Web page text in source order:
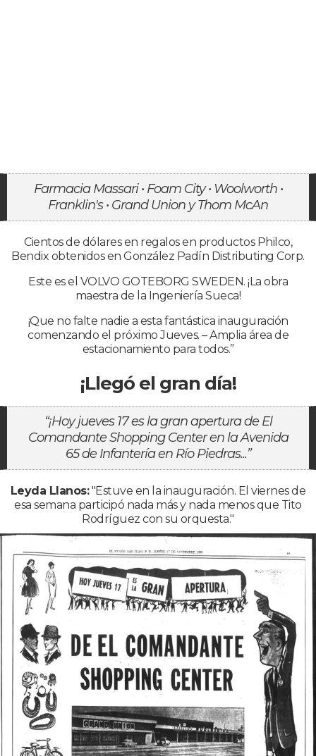
Farmacia Massari • Foam City • Woolworth •
Franklin's • Grand Union y Thom McAn
Cientos de dólares en regalos en productos Philco,
Bendix obtenidos en González Padín Distributing Corp.
Este es el VOLVO GOTEBORG SWEDEN. ¡La obra
maestra de la Ingeniería Sueca!
¡Que no falte nadie a esta fantástica inauguración
comenzando el próximo Jueves. – Amplia área de
estacionamiento para todos.”
¡Llegó el gran día!
“¡Hoy jueves 17 es la gran apertura de El
Comandante Shopping Center en la Avenida
65 de Infantería en Río Piedras...”
Leyda Llanos:"Estuve en la inauguración. El viernes de
esa semana participó nada más y nada menos que Tito
Rodríguez con su orquesta."